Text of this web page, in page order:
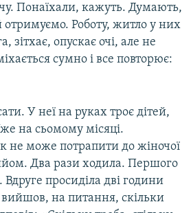
Понаїхали, кажуть. Думають,
Роботу, житло у них
зітхає, опускає очі, але не
сумно і все повторює:
У неї на руках троє дітей,
на сьомому місяці.
не може потрапити до жіночої
Два рази ходила. Першого
Вдруге просиділа дві години
вийшов, на питання, скільки